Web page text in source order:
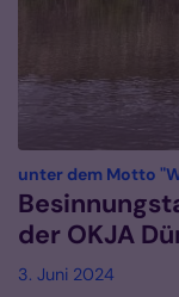
unter dem Motto
der OKJA
3. Juni 2024